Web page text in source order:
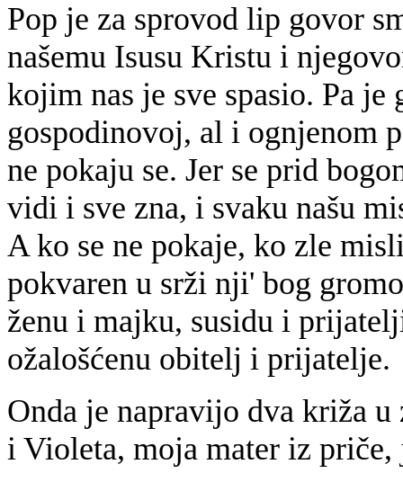
Pop je za sprovod lip govor
našemu Isusu Kristu i
kojim nas je sve spasio. Pa
gospodinovoj, al i ognjenom
ne pokaju se. Jer se prid
vidi i sve zna, i svaku našu
A ko se ne pokaje, ko zle
pokvaren u srži nji' bog
ženu i majku, susidu i
ožalošćenu obitelj i prijatelje.
Onda je napravijo dva križa
i Violeta, moja mater iz priče,